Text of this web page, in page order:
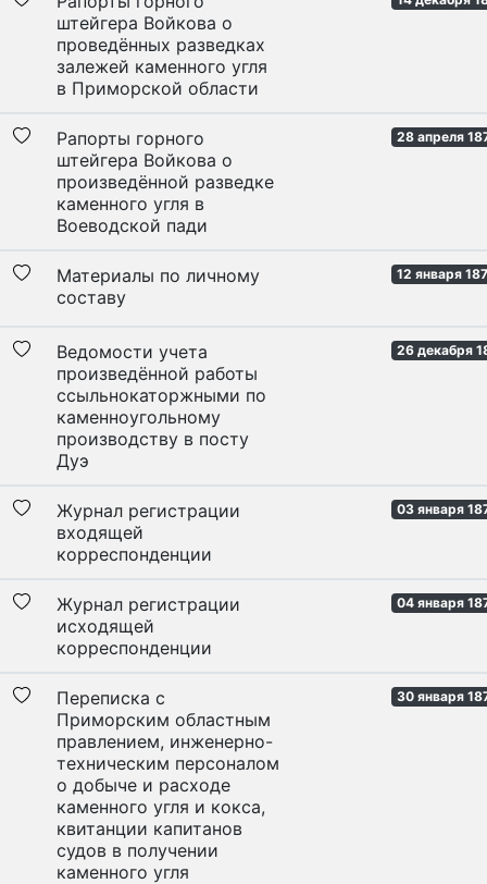
штейгера Войкова о
проведённых разведках
залежей каменного угля
в Приморской области
Рапорты горного
штейгера Войкова о
произведённой разведке
каменного угля в
Воеводской пади
28 апреля
Материалы по личному
составу
12 января
Ведомости учета
произведённой работы
ссыльнокаторжными по
каменноугольному
производству в посту
Дуэ
26 декабря
Журнал регистрации
входящей
корреспонденции
03 января
Журнал регистрации
исходящей
корреспонденции
04 января
Переписка с
Приморским областным
правлением, инженерно-
техническим персоналом
о добыче и расходе
каменного угля и кокса,
квитанции капитанов
судов в получении
каменного угля
30 января